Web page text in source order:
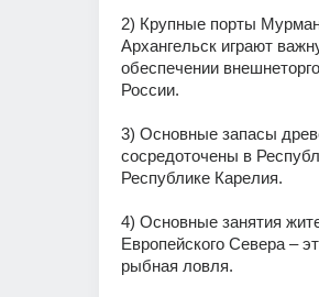
2) Крупные порты
Архангельск играют
обеспечении
России.
3) Основные запасы
сосредоточены в
Республике Карелия.
4) Основные занятия
Европейского Севера –
рыбная ловля.